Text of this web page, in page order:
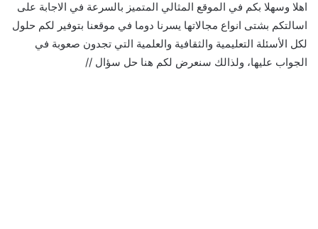
اهلا وسهلا بكم في الموقع المثالي المتميز بالسرعة في الاجابة على
اسالتكم بشتى انواع مجالاتها يسرنا دوما في موقعنا بتوفير لكم حلول
لكل الأسئلة التعليمية والثقافية والعلمية التي تجدون صعوبة في
الجواب عليها، ولذالك سنعرض لكم هنا حل سؤال //